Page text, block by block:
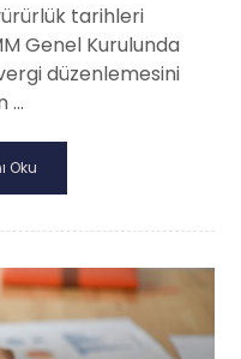
tarihleri
Genel Kurulunda
düzenlemesini
...
Oku